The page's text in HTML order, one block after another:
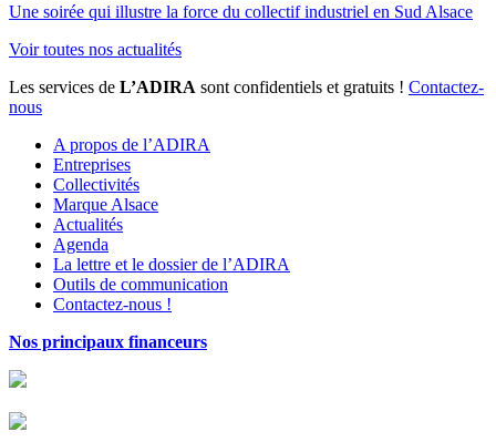
Une soirée qui illustre la force du collectif industriel en Sud Alsace
Voir toutes nos actualités
Les services de L’ADIRA sont confidentiels et gratuits ! Contactez-
nous
A propos de l’ADIRA
Entreprises
Collectivités
Marque Alsace
Actualités
Agenda
La lettre et le dossier de l’ADIRA
Outils de communication
Contactez-nous !
Nos principaux financeurs